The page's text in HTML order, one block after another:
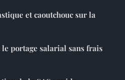
et caoutchouc sur la
le portage salarial sans frais